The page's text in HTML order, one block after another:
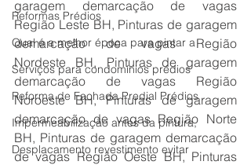
Reformas Prédios
Qual é a melhor época para pintar a
Serviços para condomínios prédios
Reforma de Fachada Predial Prédios
Impermeabilização antes da pintura,
Desplacamento revestimento evitar
garagem demarcação de vagas
Região Leste BH, Pinturas de garagem
demarcação de vagas Região
Nordeste BH, Pinturas de garagem
demarcação de vagas Região
Noroeste BH, Pinturas de garagem
demarcação de vagas Região Norte
BH, Pinturas de garagem demarcação
de vagas Região Oeste BH, Pinturas